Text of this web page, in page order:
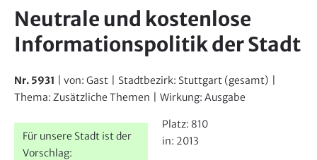
f
o
r
u
a
Neutrale und kostenlose
Informationspolitik der Stadt
Nr. 5931 | von: Gast Stadtbezirk: Stuttgart (gesamt)
Thema: Zusätzliche Themen Wirkung:Ausgabe
Für unsere Stadt ist der
Vorschlag:
Platz: 810
in: 2013